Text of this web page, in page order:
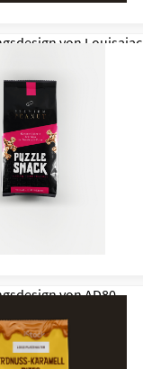
von Louisajac
vonAD80